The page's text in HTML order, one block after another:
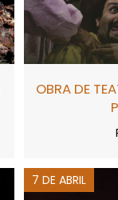
OBRA DE
7 DE ABRIL